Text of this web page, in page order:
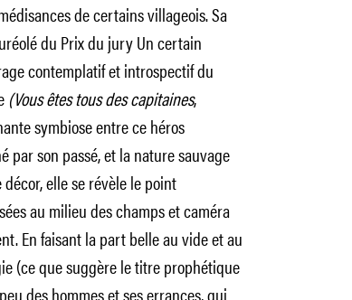
de certains villageois. Sa
du Prix du jury Un certain
contemplatif et introspectif du
(Vous êtes tous des capitaines,
symbiose entre ce héros
son passé, et la nature sauvage
elle se révèle le point
au milieu des champs et caméra
En faisant la part belle au vide et au
(ce que suggère le titre prophétique
des hommes et ses errances, qui